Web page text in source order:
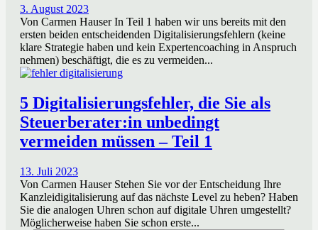
3. August 2023
Von Carmen Hauser In Teil 1 haben wir uns bereits mit den
ersten beiden entscheidenden Digitalisierungsfehlern (keine
klare Strategie haben und kein Expertencoaching in Anspruch
nehmen) beschäftigt, die es zu vermeiden...
5 Digitalisierungsfehler, die Sie als
Steuerberater:in unbedingt
vermeiden müssen – Teil 1
13. Juli 2023
Von Carmen Hauser Stehen Sie vor der Entscheidung Ihre
Kanzleidigitalisierung auf das nächste Level zu heben? Haben
Sie die analogen Uhren schon auf digitale Uhren umgestellt?
Möglicherweise haben Sie schon erste...